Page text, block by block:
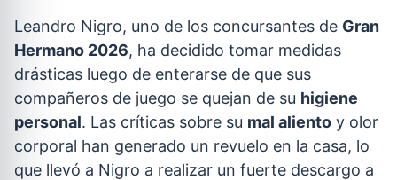
Leandro Nigro, uno de los concursantes de Gran
Hermano 2026, ha decidido tomar medidas
drásticas luego de enterarse de que sus
compañeros de juego se quejan de su higiene
personal. Las críticas sobre su mal aliento y olor
corporal han generado un revuelo en la casa, lo
que llevó a Nigro a realizar un fuerte descargo a